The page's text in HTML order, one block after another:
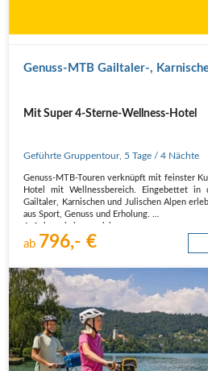
Genuss-MTB Gailtaler-,
Mit Super 4-Sterne-Wellness-Hotel
Geführte Gruppentour, 5 Tage / 4 Nächte
Genuss-MTB-Touren verknüpft mit feinster
Hotel mit Wellnessbereich. Eingebettet in
Gailtaler, Karnischen und Julischen Alpen
aus Sport, Genuss und Erholung.
ab 796,- €
Radfahrer am Bledersee